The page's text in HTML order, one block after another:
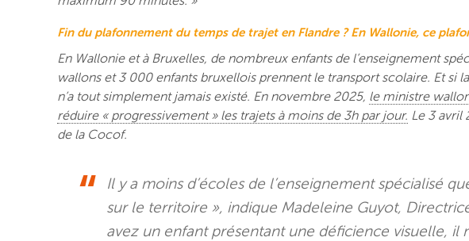
Fin du plafonnement du temps de trajet en Flandre ? En Wallonie, ce
En Wallonie et à Bruxelles, de nombreux enfants de l’enseignement
wallons et 3 000 enfants bruxellois prennent le transport scolaire. Et si
n’a tout simplement jamais existé. En novembre 2025, le ministre
réduire « progressivement » les trajets à moins de 3h par jour. Le 3 avril
de la Cocof.
Il y a moins d’écoles de l’enseignement spécialisé
sur le territoire », indique Madeleine Guyot,
avez un enfant présentant une déficience visuelle, il